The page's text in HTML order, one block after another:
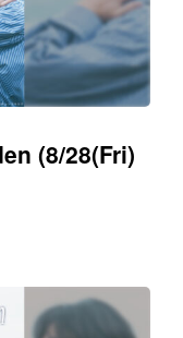
(8/28(Fri)